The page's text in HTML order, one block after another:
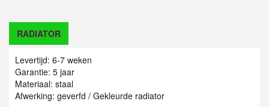
RADIATOR
Levertijd: 6-7 weken
Garantie: 5 jaar
Materiaal: staal
Afwerking: geverfd / Gekleurde radiator